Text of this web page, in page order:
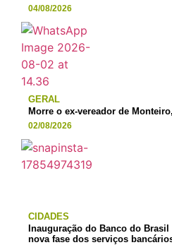
04/08/2026
GERAL
Morre o ex-vereador de
02/08/2026
CIDADES
Inauguração do Banco do
nova fase dos serviços